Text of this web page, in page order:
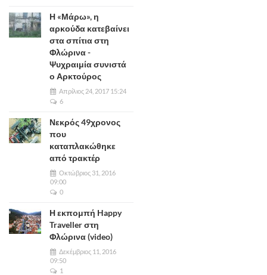
Η «Μάρω», η
αρκούδα κατεβαίνει
στα σπίτια στη
Φλώρινα -
Ψυχραιμία συνιστά
ο Αρκτούρος
Απρίλιος 24, 2017 15:24
6
Νεκρός 49χρονος
που
καταπλακώθηκε
από τρακτέρ
Οκτώβριος 31, 2016
09:00
0
Η εκπομπή Happy
Traveller στη
Φλώρινα (video)
Δεκέμβριος 11, 2016
09:50
1